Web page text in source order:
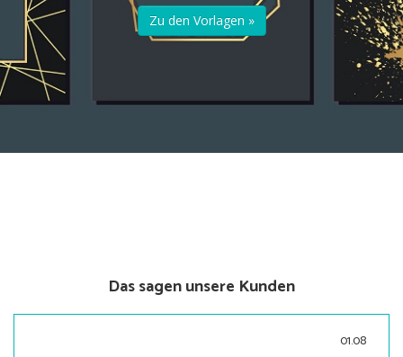
Zu den Vorlagen »
Das sagen unsere Kunden
01.08